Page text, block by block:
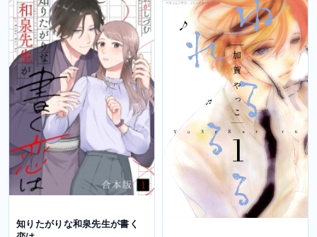
知りたがりな和泉先生が書く